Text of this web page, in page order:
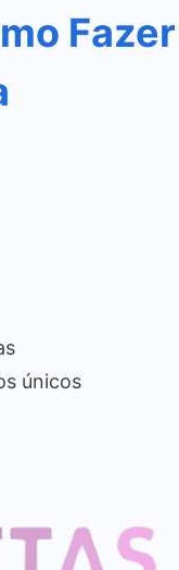
Fazer
únicos